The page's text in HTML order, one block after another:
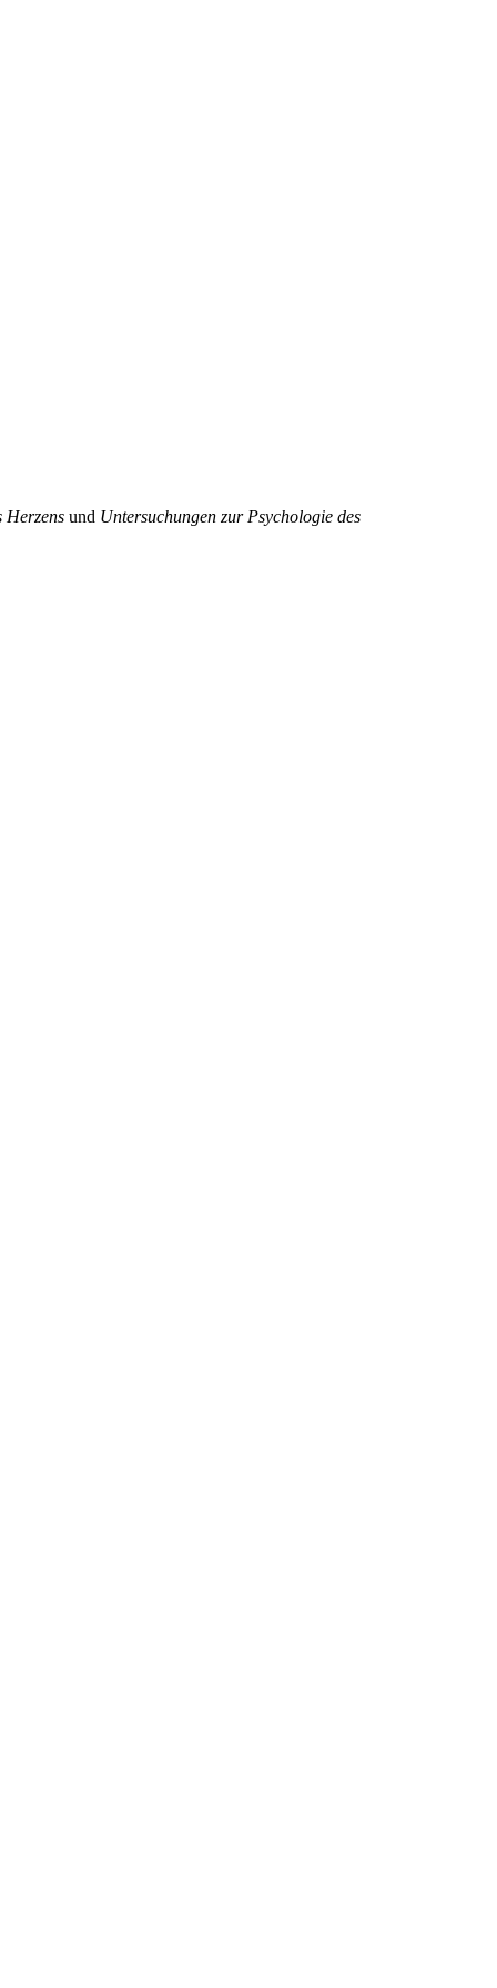
Herzens und Untersuchungen zur Psychologie des